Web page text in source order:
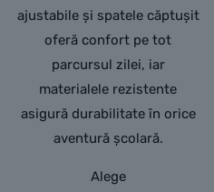
ajustabile și spatele căptușit
oferă confort pe tot
parcursul zilei, iar
materialele rezistente
asigură durabilitate în orice
aventură școlară.
Alege